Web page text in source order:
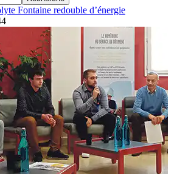
Fontaine redouble d’énergie